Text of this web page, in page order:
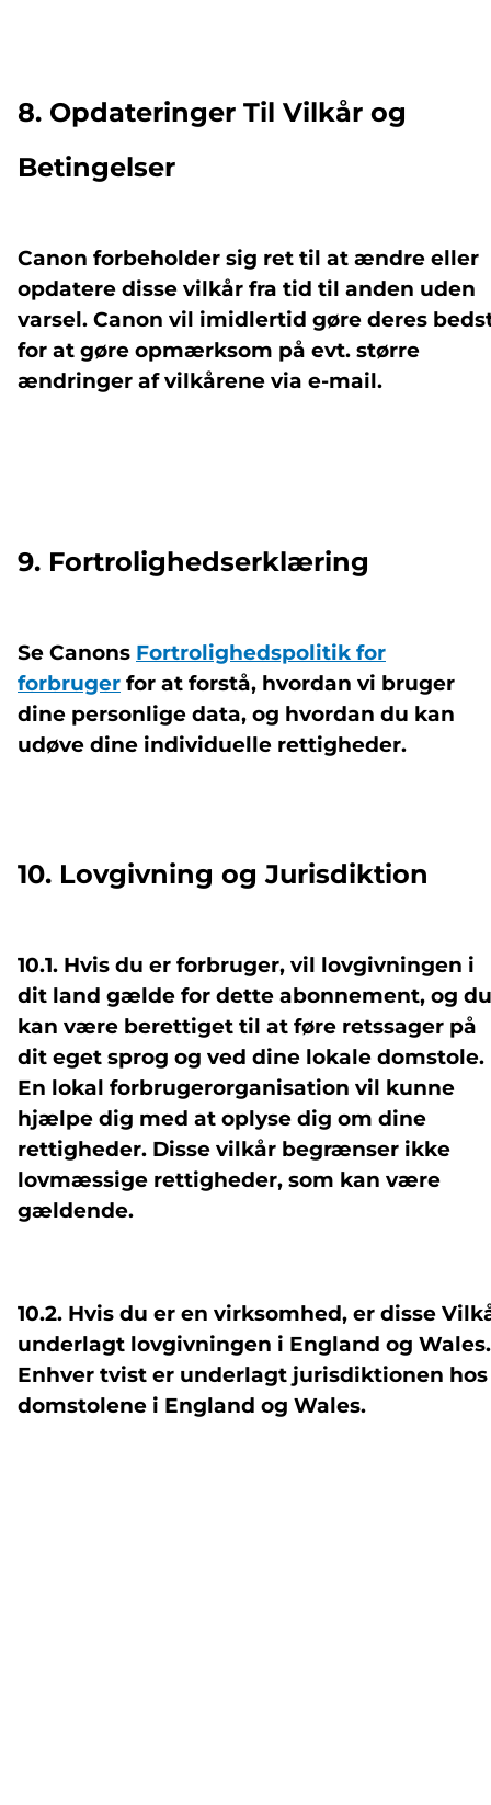
8. Opdateringer Til Vilkår og
Betingelser
Canon forbeholder sig ret til at ændre eller
opdatere disse vilkår fra tid til anden uden
varsel. Canon vil imidlertid gøre deres
for at gøre opmærksom på evt. større
ændringer af vilkårene via e-mail.
9. Fortrolighedserklæring
Se Canons Fortrolighedspolitik for
forbruger for at forstå, hvordan vi bruger
dine personlige data, og hvordan du kan
udøve dine individuelle rettigheder.
10. Lovgivning og Jurisdiktion
10.1. Hvis du er forbruger, vil lovgivningen i
dit land gælde for dette abonnement, og du
kan være berettiget til at føre retssager på
dit eget sprog og ved dine lokale domstole.
En lokal forbrugerorganisation vil kunne
hjælpe dig med at oplyse dig om dine
rettigheder. Disse vilkår begrænser ikke
lovmæssige rettigheder, som kan være
gældende.
10.2. Hvis du er en virksomhed, er disse
underlagt lovgivningen i England og Wales.
Enhver tvist er underlagt jurisdiktionen hos
domstolene i England og Wales.